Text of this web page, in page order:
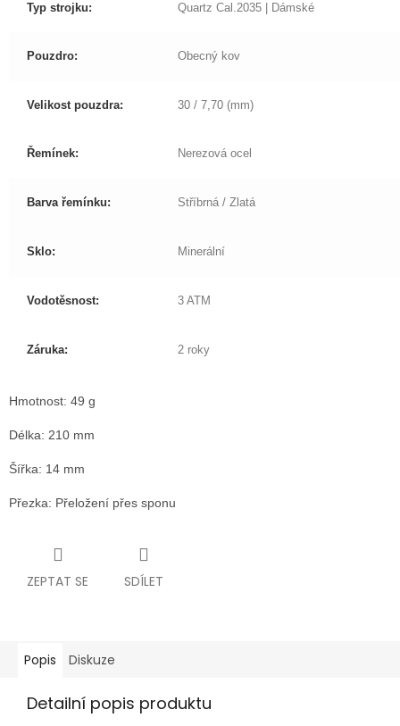
Typ strojku: Quartz Cal.2035 | Dámské
Pouzdro: Obecný kov
Velikost pouzdra: 30 / 7,70 (mm)
Řemínek: Nerezová ocel
Barva řemínku: Stříbrná / Zlatá
Sklo: Minerální
Vodotěsnost: 3 ATM
Záruka: 2 roky
Hmotnost: 49 g
Délka: 210 mm
Šířka: 14 mm
Přezka: Přeložení přes sponu
ZEPTAT SE SDÍLET
Popis Diskuze
Detailní popis produktu